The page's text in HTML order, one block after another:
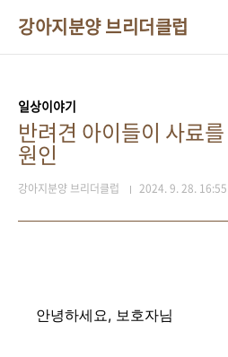
강아지분양 브리더클럽
일상이야기
반려견 아이들이 사료
원인
강아지분양 브리더클럽 2024. 9. 28. 16:55
안녕하세요, 보호자님